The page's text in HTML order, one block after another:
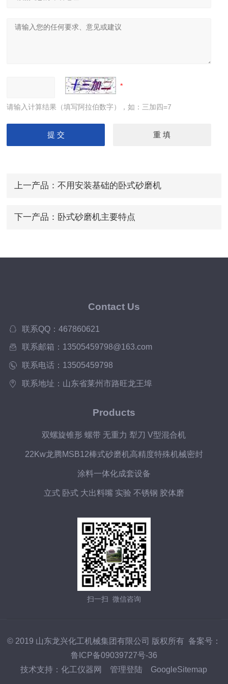
请输入计算结果（填写阿拉伯数字），如：三加四=7
上一产品： 不用安装基础的卧式砂磨机
下一产品： 卧式砂磨机主要特点
Contact Us
联系QQ：467860621
联系邮箱：13505459798@163.com
联系电话：13505459798
联系地址：山东省莱州市路旺龙王埠
Products
双螺旋锥形 螺带 无重力 犁刀 V型混合机
22Kw龙腾MSB12棒式砂磨机高精度特殊机械密封
涂料一体化成套设备
立式 卧式 大出料嘴 实验 不锈钢 胶体磨
扫一扫 微信咨询
© 2019 山东龙兴化工机械集团有限公司 版权所有 备案号：
鲁ICP备09039727号-36
技术支持：化工仪器网 管理登陆 GoogleSitemap